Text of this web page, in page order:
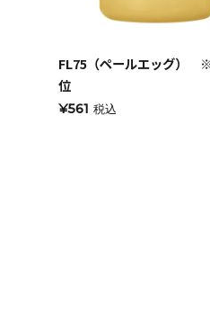
FL75（ペールエッグ）
位
¥561 税込